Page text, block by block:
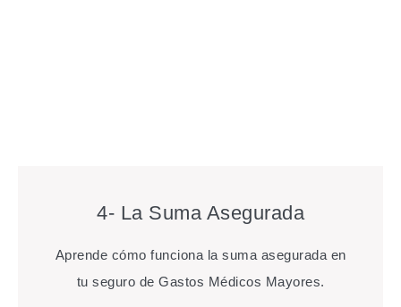
4- La Suma Asegurada
Aprende cómo funciona la suma asegurada en
tu seguro de Gastos Médicos Mayores.